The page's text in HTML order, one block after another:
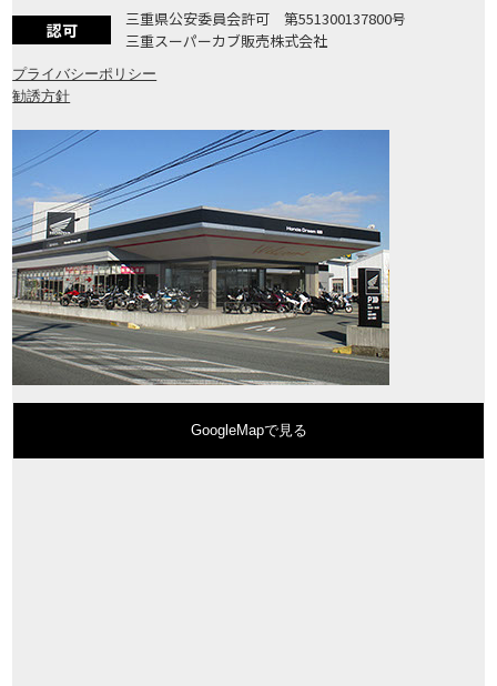
認可
三重県公安委員会許可 第551300137800号
三重スーパーカブ販売株式会社
プライバシーポリシー
勧誘方針
GoogleMapで見る